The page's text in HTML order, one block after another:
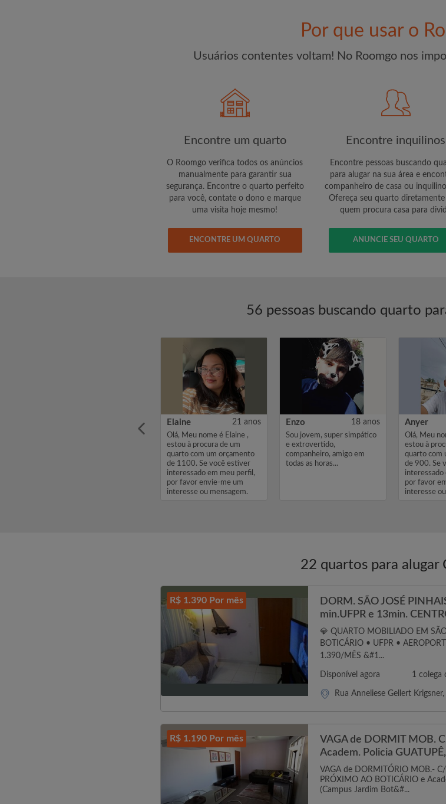
Por que usar o
Usuários contentes voltam! No Roomgo nos
Encontre um quarto
O Roomgo verifica todos os anúncios
manualmente para garantir sua
segurança. Encontre o quarto perfeito
para você, contate o dono e marque
uma visita hoje mesmo!
ENCONTRE UM QUARTO
Encontre inquilinos
Encontre pessoas buscando
para alugar na sua área e
companheiro de casa ou
Ofereça seu quarto diretamente
quem procura casa para
ANUNCIE SEU QUARTO
56 pessoas buscando quarto
Elaine 21 anos
Olá, Meu nome é Elaine ,
estou à procura de um
quarto com um orçamento
de 1100. Se você estiver
interessado em meu perfil,
por favor envie-me um
interesse ou mensagem.
Enzo 18 anos
Sou jovem, super simpático
e extrovertido,
companheiro, amigo em
todas as horas...
Anyer
Olá, Meu
estou à
quarto com
de 900. Se
interessado
por favor
interesse
22 quartos para alugar
R$ 1.390 Por mês
DORM. SÃO JOSÉ
min.UFPR e 13min.
💎 QUARTO MOBILIADO EM
BOTICÁRIO • UFPR •
1.390/MÊS &#1...
Disponível agora 1 colega
Rua Anneliese Gellert Krigsner,
R$ 1.190 Por mês
VAGA de DORMIT MOB.
Academ. Policia
VAGA de DORMITÓRIO MOB.-
PRÓXIMO AO BOTICÁRIO e
(Campus Jardim Bot&#...